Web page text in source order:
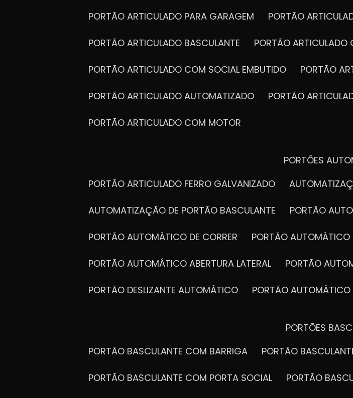
PORTÃO ARTICULADO PARA GARAGEM
PORTÃO
PORTÃO ARTICULADO BASCULANTE PORTÃO ARTICULADO
PORTÃO ARTICULADO COM SOCIAL EMBUTIDO PORTÃO
PORTÃO ARTICULADO AUTOMATIZADO PORTÃO
PORTÃO ARTICULADO COM MOTOR
PORTÕES
PORTÃO ARTICULADO FERRO GALVANIZADO
AUTOMATIZAÇÃO DE PORTÃO BASCULANTE PORTÃO
PORTÃO AUTOMÁTICO DE CORRER PORTÃO
PORTÃO AUTOMÁTICO ABERTURA LATERAL PORTÃO
PORTÃO DESLIZANTE AUTOMÁTICO PORTÃO AUTOMÁTICO
PORTÕES
PORTÃO BASCULANTE COM BARRIGA
PORTÃO
PORTÃO BASCULANTE COM PORTA SOCIAL PORTÃO